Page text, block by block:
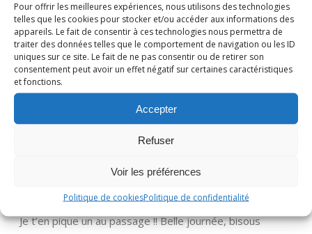
Pour offrir les meilleures expériences, nous utilisons des technologies
telles que les cookies pour stocker et/ou accéder aux informations des
appareils. Le fait de consentir à ces technologies nous permettra de
traiter des données telles que le comportement de navigation ou les ID
uniques sur ce site. Le fait de ne pas consentir ou de retirer son
consentement peut avoir un effet négatif sur certaines caractéristiques
et fonctions.
Accepter
Refuser
Voir les préférences
Politique de cookiesPolitique de confidentialité
0 Répondre
Nadine Administrateur
Répondre à
il y a 3 années
Je t’en pique un au passage !! Belle journée, bisous